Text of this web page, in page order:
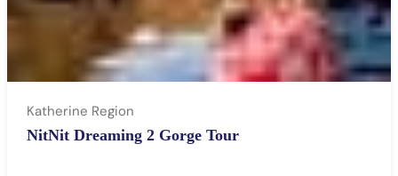
Katherine Region
NitNit Dreaming 2 Gorge Tour